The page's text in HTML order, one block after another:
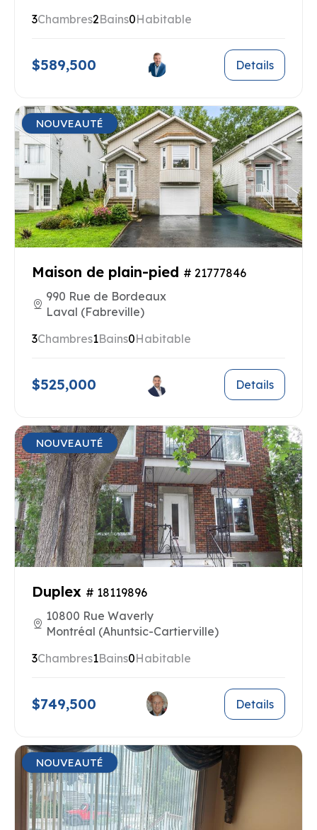
3Chambres2Bains0Habitable
$589,500 Details
NOUVEAUTÉ
Maison de plain-pied # 21777846
990 Rue de Bordeaux
Laval (Fabreville)
3Chambres1Bains0Habitable
$525,000 Details
NOUVEAUTÉ
Duplex # 18119896
10800 Rue Waverly
Montréal (Ahuntsic-Cartierville)
3Chambres1Bains0Habitable
$749,500 Details
NOUVEAUTÉ